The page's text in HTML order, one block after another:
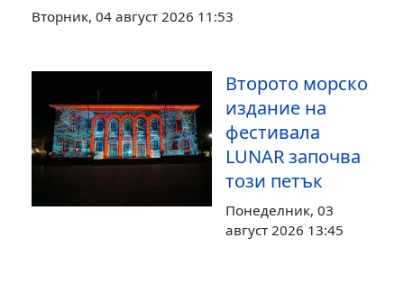
Вторник, 04 август 2026 11:53
Второто морско
издание на
фестивала
LUNAR започва
този петък
Понеделник, 03
август 2026 13:45